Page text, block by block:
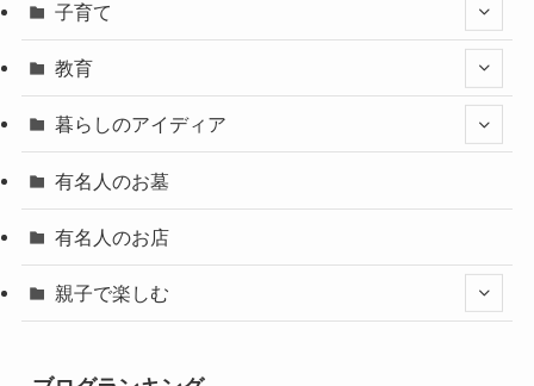
子育て
教育
暮らしのアイディア
有名人のお墓
有名人のお店
親子で楽しむ